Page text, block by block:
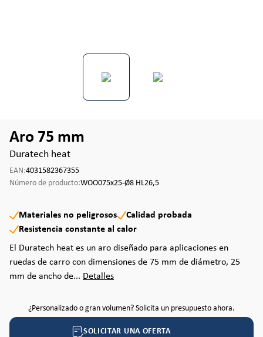
Aro 75 mm
Duratech heat
EAN:4031582367355
Número de producto:WOO075x25-Ø8 HL26,5
Materiales no peligrosos
Calidad probada
Resistencia constante al calor
El Duratech heat es un aro diseñado para aplicaciones en
ruedas de carro con dimensiones de 75 mm de diámetro, 25
mm de ancho de... Detalles
¿Personalizado o gran volumen? Solicita un presupuesto ahora.
SOLICITAR UNA OFERTA